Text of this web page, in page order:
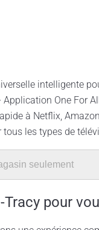
intelligente
One For
à Netflix,
les types de
seulement
pour